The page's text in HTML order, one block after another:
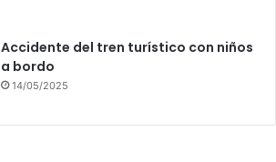
Accidente del tren turístico con niños
a bordo
14/05/2025